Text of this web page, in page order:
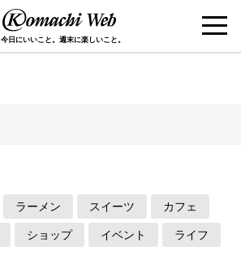
今日にいいこと。週末に楽しいこと。
ラーメン スイーツ カフェ
ショップ イベント ライフ